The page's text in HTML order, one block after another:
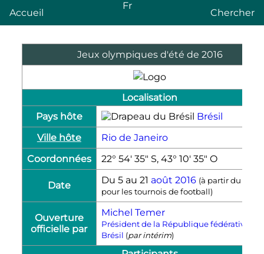
Accueil
Fr
Chercher
Jeux olympiques d'été de 2016
Localisation
Pays hôte
Brésil
Ville hôte
Rio de Janeiro
Coordonnées
22° 54′ 35″ S, 43° 10′ 35″ O
Date Du 5 au 21 août 2016 (à partir du 3
pour les tournois de football)
Ouverture
officielle par
Michel Temer
Président de la République fédérative du
Brésil (par intérim)